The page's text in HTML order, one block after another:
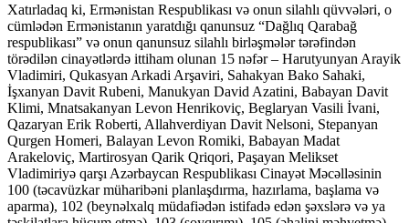
Xatırladaq ki, Ermənistan Respublikası və onun silahlı qüvvələri, o
cümlədən Ermənistanın yaratdığı qanunsuz “Dağlıq Qarabağ
respublikası” və onun qanunsuz silahlı birləşmələr tərəfindən
törədilən cinayətlərdə ittiham olunan 15 nəfər – Harutyunyan Arayik
Vladimiri, Qukasyan Arkadi Arşaviri, Sahakyan Bako Sahaki,
İşxanyan Davit Rubeni, Manukyan David Azatini, Babayan Davit
Klimi, Mnatsakanyan Levon Henrikoviç, Beglaryan Vasili İvani,
Qazaryan Erik Roberti, Allahverdiyan Davit Nelsoni, Stepanyan
Qurgen Homeri, Balayan Levon Romiki, Babayan Madat
Arakeloviç, Martirosyan Qarik Qriqori, Paşayan Melikset
Vladimiriyə qarşı Azərbaycan Respublikası Cinayət Məcəlləsinin
100 (təcavüzkar müharibəni planlaşdırma, hazırlama, başlama və
aparma), 102 (beynəlxalq müdafiədən istifadə edən şəxslərə və ya